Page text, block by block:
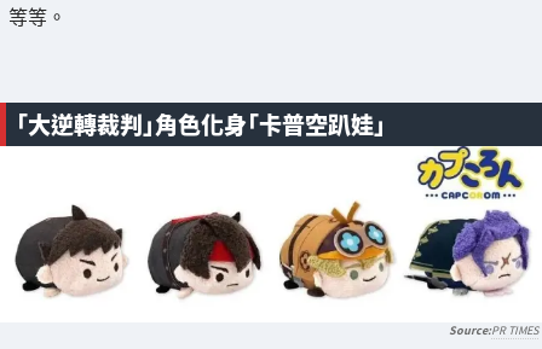
等等。
「大逆轉裁判」角色化身「卡普空趴娃」
PR TIMES